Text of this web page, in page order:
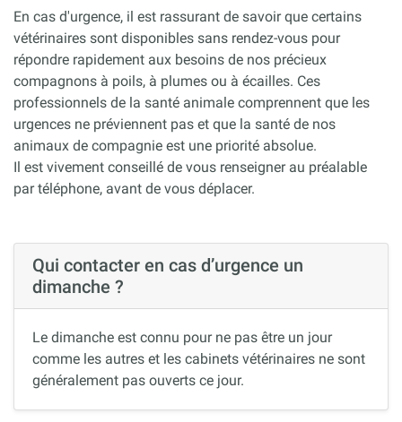
En cas d'urgence, il est rassurant de savoir que certains
vétérinaires sont disponibles sans rendez-vous pour
répondre rapidement aux besoins de nos précieux
compagnons à poils, à plumes ou à écailles. Ces
professionnels de la santé animale comprennent que les
urgences ne préviennent pas et que la santé de nos
animaux de compagnie est une priorité absolue.
Il est vivement conseillé de vous renseigner au préalable
par téléphone, avant de vous déplacer.
Qui contacter en cas d’urgence un
dimanche ?
Le dimanche est connu pour ne pas être un jour
comme les autres et les cabinets vétérinaires ne sont
généralement pas ouverts ce jour.